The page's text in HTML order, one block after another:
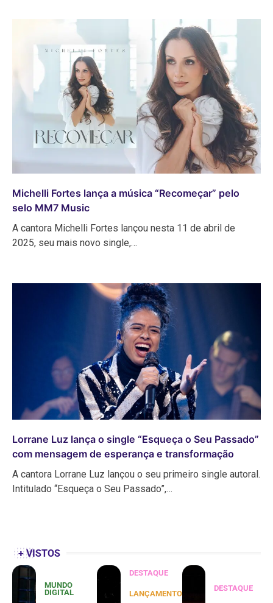
Michelli Fortes lança a música “Recomeçar” pelo
selo MM7 Music
A cantora Michelli Fortes lançou nesta 11 de abril de
2025, seu mais novo single,…
Lorrane Luz lança o single “Esqueça o Seu Passado”
com mensagem de esperança e transformação
A cantora Lorrane Luz lançou o seu primeiro single autoral.
Intitulado “Esqueça o Seu Passado”,…
+ VISTOS
MUNDO
DIGITAL
DESTAQUE
LANÇAMENTOS
DESTAQUE